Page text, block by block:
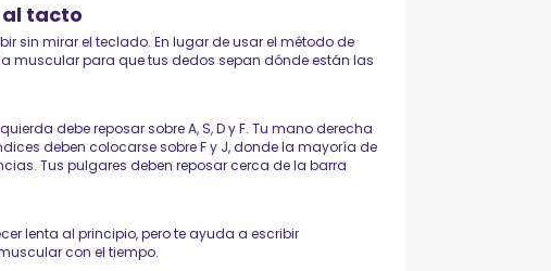
tacto
sin mirar el teclado. En lugar de usar el método de
muscular para que tus dedos sepan dónde están las
debe reposar sobre A, S, D y F. Tu mano derecha
deben colocarse sobre F y J, donde la mayoría de
Tus pulgares deben reposar cerca de la barra
lenta al principio, pero te ayuda a escribir
con el tiempo.